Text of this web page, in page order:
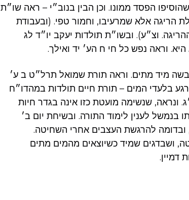
הפסד ממונו. וכן הבין בנוב״י – ראה שו״ת
הריגה אלא שמרעיבו, וחמור טפי. (ובעבודת
וצ״ע). ובשו״ת תולדות יעקב יו״ד לג
וראה נפש כל חי ח הע׳ יד ואילך.
מיד מתים. וראה תורת שמואל תרל״ט ב ע׳
בלעדי המים – תורת חיים תולדות במהדו״ח
ח ע׳ 363 בשוה״ג. ונראה, שנשימה מועטת כזו אינה בגדר חיות
לענין לימוד התורה. ובשיחת יום ב׳
להרגשת העצבים אחרי השחיטה.
ושבדגים שמיד כשיוצאים מהמים מתים
דמיין.